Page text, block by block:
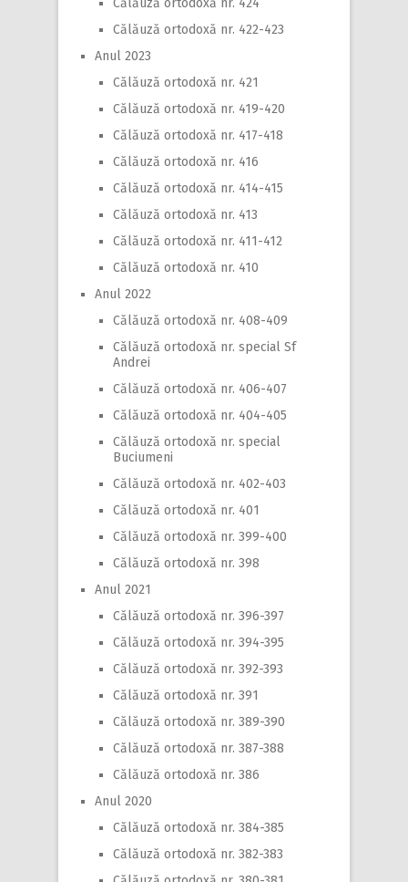
Călăuză ortodoxă nr. 422-423
Anul 2023
Călăuză ortodoxă nr. 421
Călăuză ortodoxă nr. 419-420
Călăuză ortodoxă nr. 417-418
Călăuză ortodoxă nr. 416
Călăuză ortodoxă nr. 414-415
Călăuză ortodoxă nr. 413
Călăuză ortodoxă nr. 411-412
Călăuză ortodoxă nr. 410
Anul 2022
Călăuză ortodoxă nr. 408-409
Călăuză ortodoxă nr. special Sf
Andrei
Călăuză ortodoxă nr. 406-407
Călăuză ortodoxă nr. 404-405
Călăuză ortodoxă nr. special
Buciumeni
Călăuză ortodoxă nr. 402-403
Călăuză ortodoxă nr. 401
Călăuză ortodoxă nr. 399-400
Călăuză ortodoxă nr. 398
Anul 2021
Călăuză ortodoxă nr. 396-397
Călăuză ortodoxă nr. 394-395
Călăuză ortodoxă nr. 392-393
Călăuză ortodoxă nr. 391
Călăuză ortodoxă nr. 389-390
Călăuză ortodoxă nr. 387-388
Călăuză ortodoxă nr. 386
Anul 2020
Călăuză ortodoxă nr. 384-385
Călăuză ortodoxă nr. 382-383